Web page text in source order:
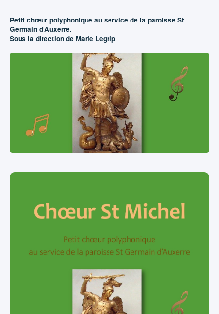
Petit chœur polyphonique au service de la paroisse St
Germain d’Auxerre.
Sous la direction de Marie Legrip